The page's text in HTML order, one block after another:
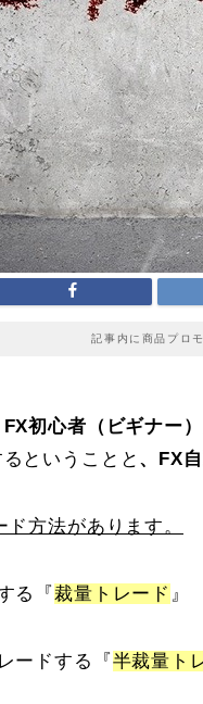
記事内に商品プロ
FX初心者（ビギナー）
ということと 、FX
方法があります。
る『裁量トレード 』
ードする『半裁量 ト